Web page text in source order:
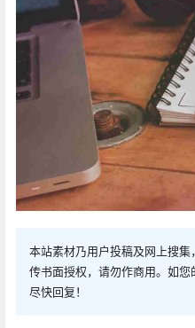
本站素材乃用户投稿及网上搜
传书面授权，请勿作商用。如
尽快回复！